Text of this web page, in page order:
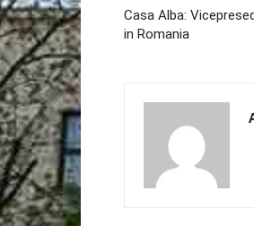
Casa Alba:
in Romania